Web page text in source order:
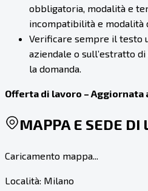
obbligatoria, modalità e
incompatibilità e modalità
Verificare sempre il testo
aziendale o sull’estratto
la domanda.
Offerta di lavoro – Aggiornata
MAPPA E SEDE DI
Caricamento mappa...
Località: Milano